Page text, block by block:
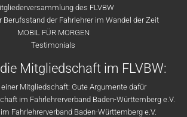
des FLVBW
Berufsstand der Fahrlehrer im Wandel der Zeit
MOBIL FÜR MORGEN
Testimonials
Mitgliedschaft im FLVBW:
einer Mitgliedschaft: Gute Argumente dafür
im Fahrlehrerverband Baden-Württemberg e.V.
Fahrlehrerverband Baden-Württemberg e.V.